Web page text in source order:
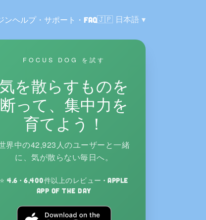
ンヘルプ・サポート・FAQ🇯🇵 言語:
日本語
FOCUS DOG を試す
気を散らすものを
断って、集中力を
育てよう！
界中の42,923人のユーザーと一緒
に、気が散らない毎日へ。
⭐ 4.6 · 6,400件以上のレビュー · Apple
App of the Day